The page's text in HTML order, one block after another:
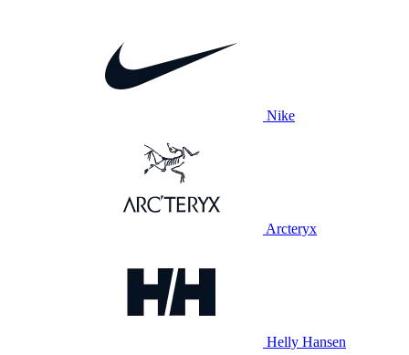
Nike
Arcteryx
Helly Hansen